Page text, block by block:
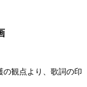
の観点より、歌詞の印